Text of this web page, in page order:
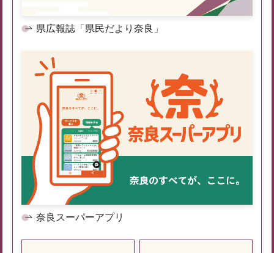
県広報誌「県民だより奈良」
奈良スーパーアプリ